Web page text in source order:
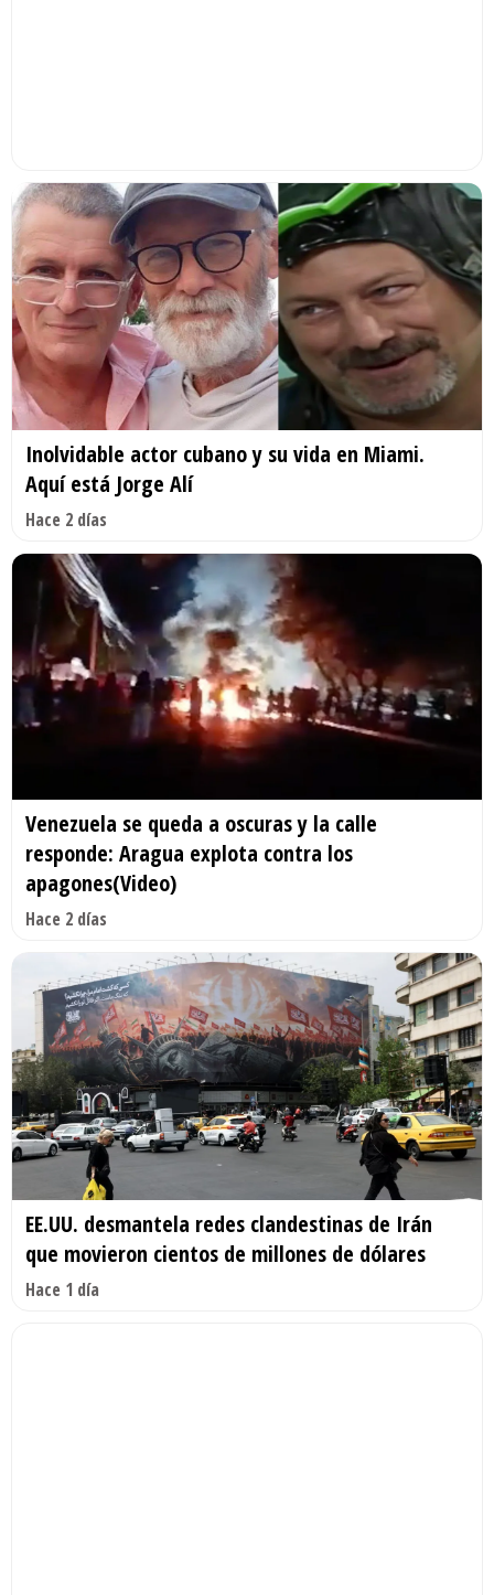
Inolvidable actor cubano y su vida en Miami.
Aquí está Jorge Alí
Hace 2 días
Venezuela se queda a oscuras y la calle
responde: Aragua explota contra los
apagones(Video)
Hace 2 días
EE.UU. desmantela redes clandestinas de Irán
que movieron cientos de millones de dólares
Hace 1 día